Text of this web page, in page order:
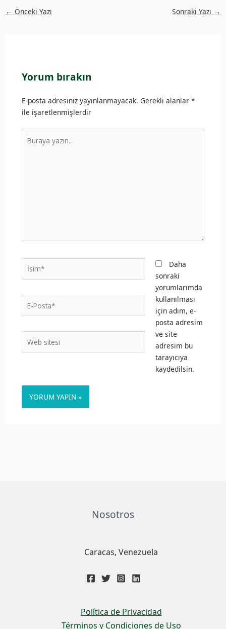
← Önceki Yazı Sonraki Yazı →
Yorum bırakın
E-posta adresiniz yayınlanmayacak. Gerekli alanlar *
ile işaretlenmişlerdir
yazın..
İsim*
Daha
sonraki
yorumlarımda
kullanılması
için adım, e-
posta adresim
ve site
adresim bu
tarayıcıya
kaydedilsin.
Nosotros
Caracas, Venezuela
Política de Privacidad
Términos y Condiciones de Uso